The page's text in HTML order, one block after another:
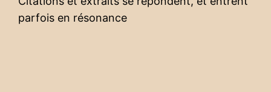
parfois en résonance